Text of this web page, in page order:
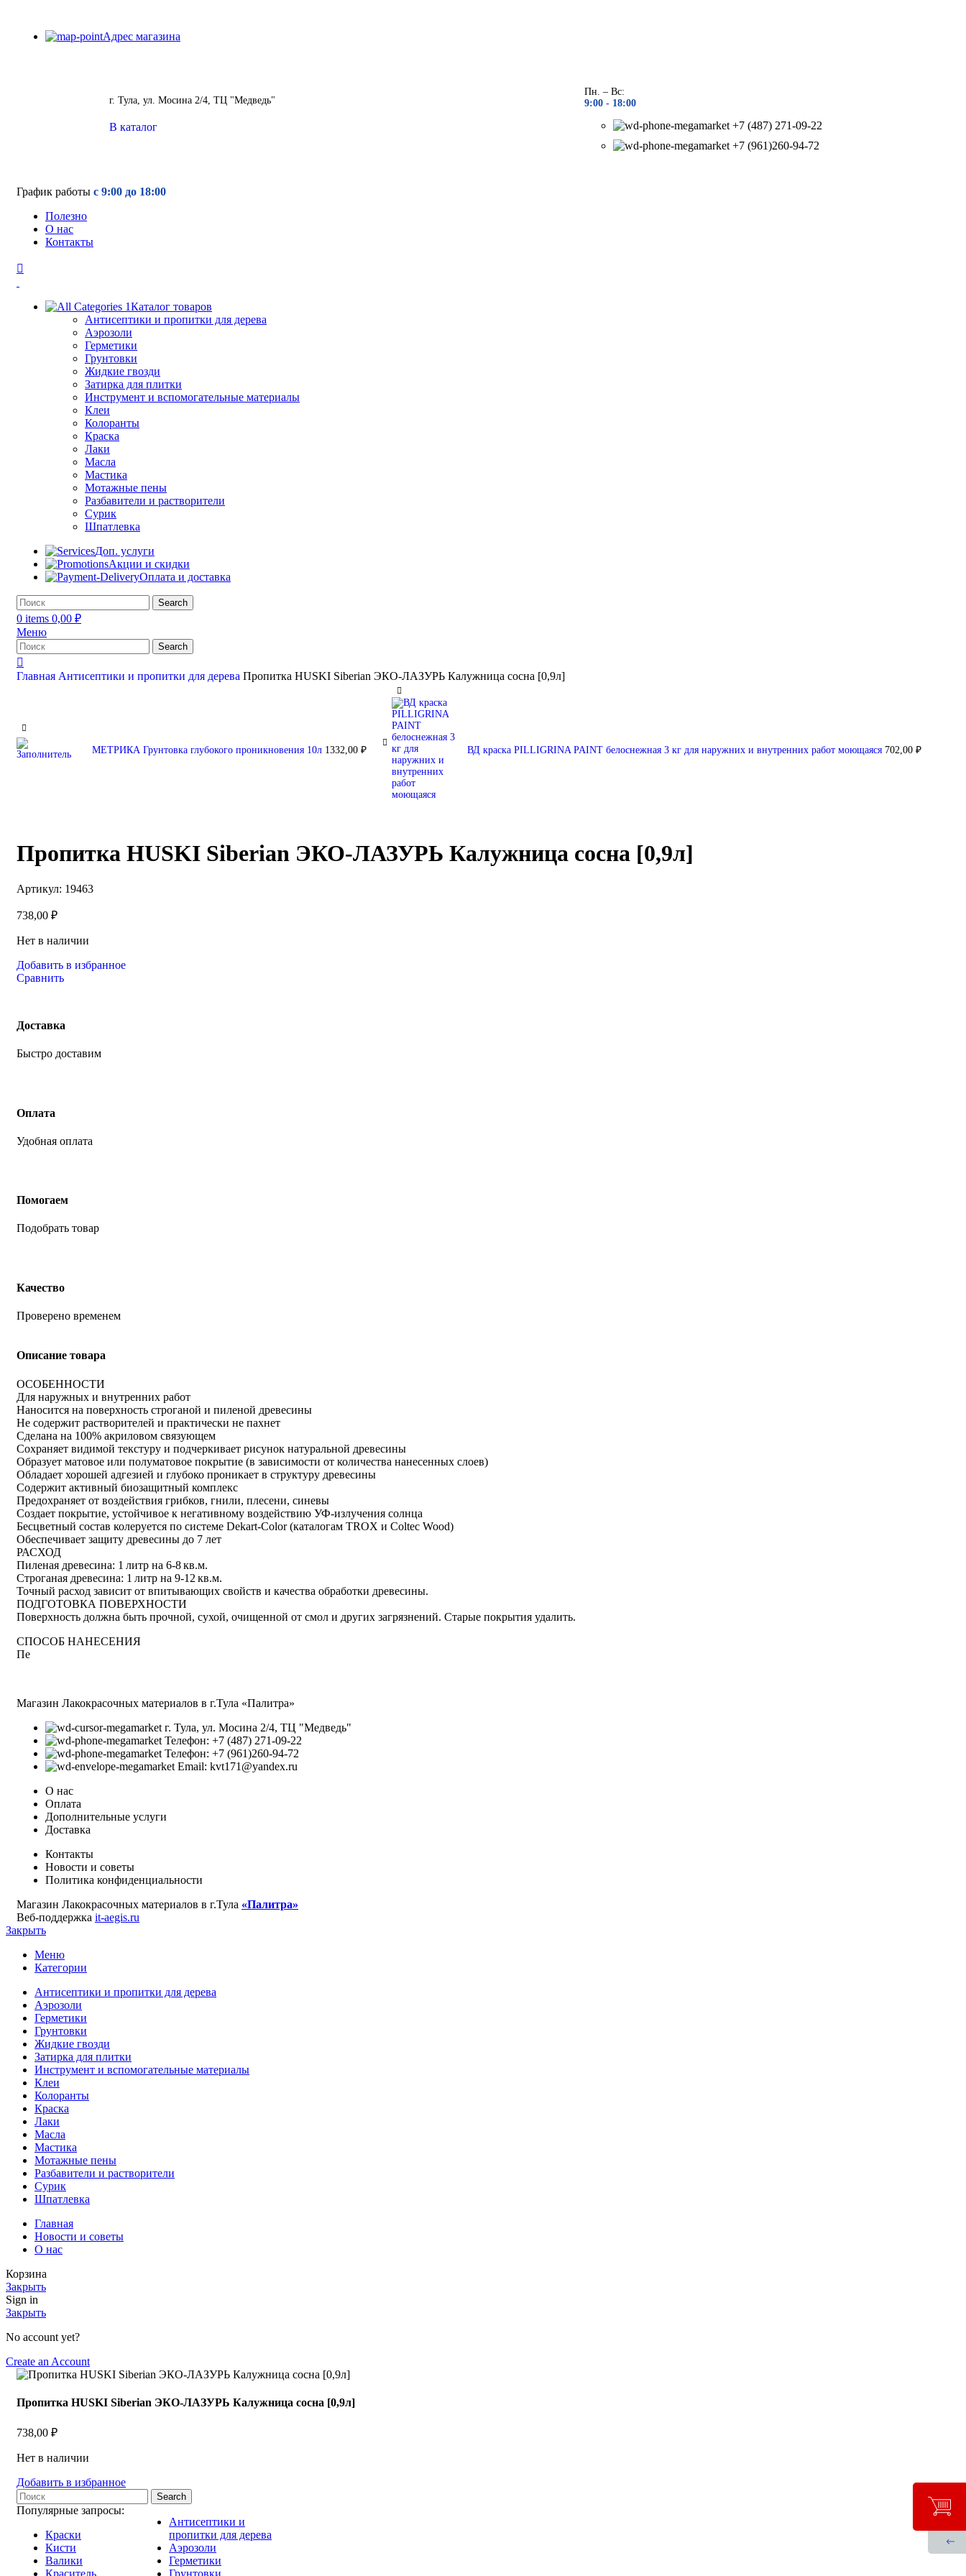
Адрес магазина
г. Тула, ул. Мосина 2/4, ТЦ "Медведь"
В каталог
Пн. – Вс:
9:00 - 18:00
+7 (487) 271-09-22
+7 (961)260-94-72
График работы с 9:00 до 18:00
Полезно
О нас
Контакты
Каталог товаров
Антисептики и пропитки для дерева
Аэрозоли
Герметики
Грунтовки
Жидкие гвозди
Затирка для плитки
Инструмент и вспомогательные материалы
Клеи
Колоранты
Краска
Лаки
Масла
Мастика
Мотажные пены
Разбавители и растворители
Сурик
Шпатлевка
Доп. услуги
Акции и скидки
Оплата и доставка
Search
0 items 0,00 ₽
Меню
Search
Главная Антисептики и пропитки для дерева Пропитка HUSKI Siberian ЭКО-ЛАЗУРЬ Калужница сосна [0,9л]
МЕТРИКА Грунтовка глубокого проникновения 10л 1332,00 ₽ ВД краска PILLIGRINA PAINT белоснежная 3 кг для наружних и внутренних работ моющаяся 702,00 ₽
Пропитка HUSKI Siberian ЭКО-ЛАЗУРЬ Калужница сосна [0,9л]
Артикул: 19463
738,00 ₽
Нет в наличии
Добавить в избранное
Сравнить
Доставка
Быстро доставим
Оплата
Удобная оплата
Помогаем
Подобрать товар
Качество
Проверено временем
Описание товара
ОСОБЕННОСТИ
Для наружных и внутренних работ
Наносится на поверхность строганой и пиленой древесины
Не содержит растворителей и практически не пахнет
Сделана на 100% акриловом связующем
Сохраняет видимой текстуру и подчеркивает рисунок натуральной древесины
Образует матовое или полуматовое покрытие (в зависимости от количества нанесенных слоев)
Обладает хорошей адгезией и глубоко проникает в структуру древесины
Содержит активный биозащитный комплекс
Предохраняет от воздействия грибков, гнили, плесени, синевы
Создает покрытие, устойчивое к негативному воздействию УФ-излучения солнца
Бесцветный состав колеруется по системе Dekart-Color (каталогам TROX и Coltec Wood)
Обеспечивает защиту древесины до 7 лет
РАСХОД
Пиленая древесина: 1 литр на 6-8 кв.м.
Строганая древесина: 1 литр на 9-12 кв.м.
Точный расход зависит от впитывающих свойств и качества обработки древесины.
ПОДГОТОВКА ПОВЕРХНОСТИ
Поверхность должна быть прочной, сухой, очищенной от смол и других загрязнений. Старые покрытия удалить.
СПОСОБ НАНЕСЕНИЯ
Пе
Магазин Лакокрасочных материалов в г.Тула «Палитра»
г. Тула, ул. Мосина 2/4, ТЦ "Медведь"
Телефон: +7 (487) 271-09-22
Телефон: +7 (961)260-94-72
Email: kvt171@yandex.ru
О нас
Оплата
Дополнительные услуги
Доставка
Контакты
Новости и советы
Политика конфиденциальности
Магазин Лакокрасочных материалов в г.Тула «Палитра»
Веб-поддержка it-aegis.ru
Закрыть
Меню
Категории
Антисептики и пропитки для дерева
Аэрозоли
Герметики
Грунтовки
Жидкие гвозди
Затирка для плитки
Инструмент и вспомогательные материалы
Клеи
Колоранты
Краска
Лаки
Масла
Мастика
Мотажные пены
Разбавители и растворители
Сурик
Шпатлевка
Главная
Новости и советы
О нас
Корзина
Закрыть
Sign in
Закрыть
No account yet?
Create an Account
Пропитка HUSKI Siberian ЭКО-ЛАЗУРЬ Калужница сосна [0,9л]
738,00 ₽
Нет в наличии
Добавить в избранное
Антисептики и
пропитки для дерева
Аэрозоли
Герметики
Грунтовки
Search
Популярные запросы:
Краски
Кисти
Валики
Краситель